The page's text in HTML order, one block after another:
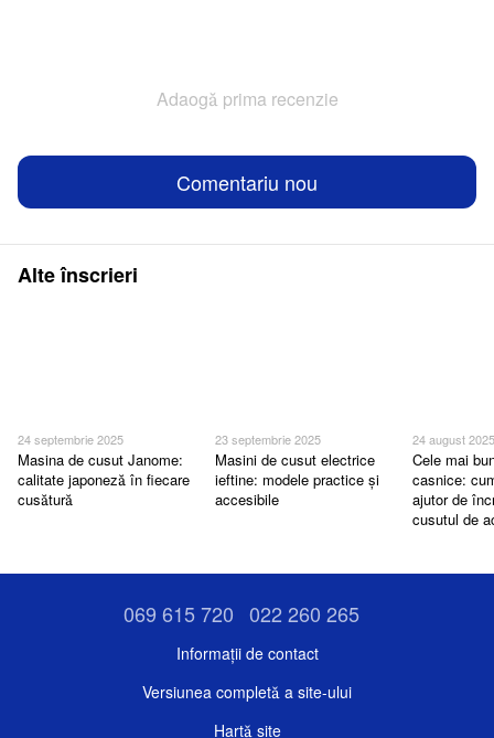
Adaogă prima recenzie
Comentariu nou
Alte înscrieri
24 septembrie 2025
Masina de cusut Janome:
calitate japoneză în fiecare
cusătură
23 septembrie 2025
Masini de cusut electrice
ieftine: modele practice și
accesibile
24 august
Cele mai
casnice:
ajutor de
cusutul de
069 615 720 022 260 265
Informații de contact
Versiunea completă a site-ului
Hartă site